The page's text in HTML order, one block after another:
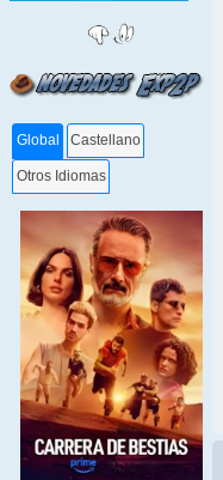
Global Castellano
Otros Idiomas